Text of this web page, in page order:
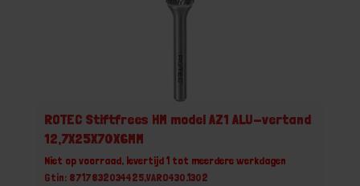
ROTEC Stiftfrees HM model AZ1 ALU-vertand
12,7X25X70X6MM
Niet op voorraad, levertijd 1 tot meerdere werkdagen
Gtin: 8717832034425,VARO430.1302